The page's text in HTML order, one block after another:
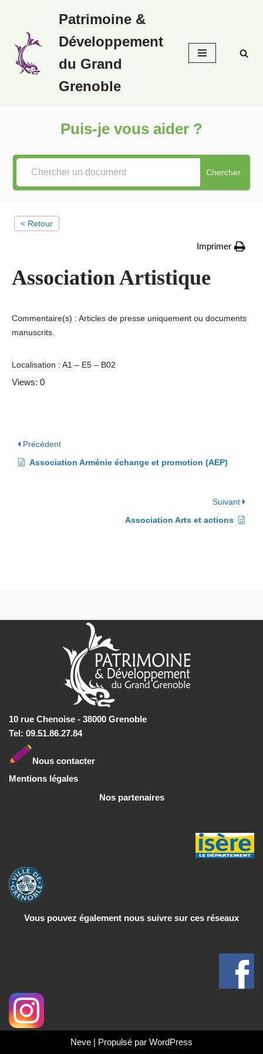
au
contenu
Patrimoine &
Développement
du Grand
Grenoble
Puis-je vous aider ?
Chercher
< Retour
Imprimer
Association Artistique
Commentaire(s) : Articles de presse uniquement ou documents
manuscrits.
Localisation : A1 – E5 – B02
Views: 0
Précédent
Association Arménie échange et promotion (AEP)
Suivant
Association Arts et actions
10 rue Chenoise - 38000 Grenoble
Tel: 09.51.86.27.84
Nous contacter
Mentions légales
Nos partenaires
Vous pouvez également nous suivre sur ces réseaux
Neve | Propulsé par WordPress